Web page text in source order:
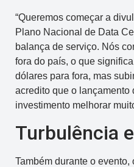
“Queremos começar a
Plano Nacional de Data
balança de serviço. Nós
fora do país, o que
dólares para fora, mas
acredito que o lançamento
investimento melhorar
Turbulência
Também durante o